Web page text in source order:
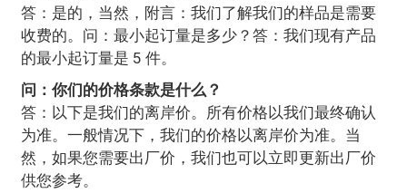
答：是的，当然，附言：我们了解我们的样品是需要
收费的。问：最小起订量是多少？答：我们现有产品
的最小起订量是 5 件。
问：你们的价格条款是什么？
答：以下是我们的离岸价。所有价格以我们最终确认
为准。一般情况下，我们的价格以离岸价为准。当
然，如果您需要出厂价，我们也可以立即更新出厂价
供您参考。